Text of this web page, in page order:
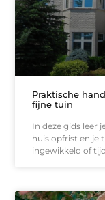
Praktische
fijne tuin
In deze gids leer
huis opfrist en je
ingewikkeld of